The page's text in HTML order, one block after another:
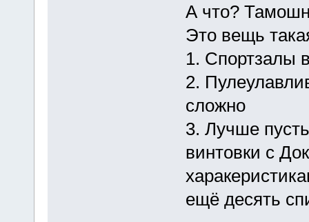
А что?
Это вещь
1. Спортзалы
2.
сложно
3. Лучше
винтовки с
ещё десять